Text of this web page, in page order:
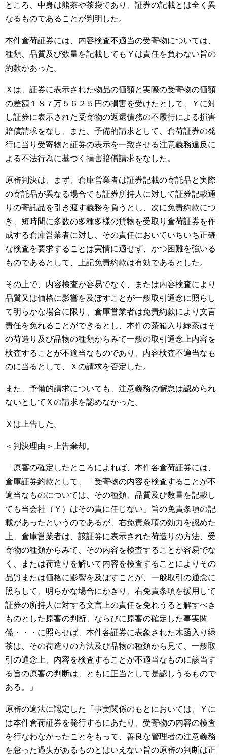
ところ、中身は熊茶や茶袋であり、証券の記載とは全く異
なるものであることが判明した。
本件倉荷証券には、内容検査不適当の受寄物については、
種類、品質及び数量を記載してもＹは責任を負わない旨の
約款があった。
Ｘは、証券に表示された物品の価額と実際の受寄物の価額
の差額１８７万５６２５円の損害を受けたとして、Ｙに対
し証券に表示された受寄物の返還債務の不履行による損害
賠償請求をなし、また、予備的請求として、倉荷証券の発
行に当り受寄物と証券の表示を一致させる注意義務違反に
よる不法行為に基づく損害賠償請求をなした。
原審判決は、まず、倉庫営業者は証券記載の寄託品と実際
の寄託品が異なる場合でも証券所持人に対して証券記載通
りの寄託品を引き渡す義務を負うとし、次に免責約款につ
き、短時間に多数の多種多様の貨物を受取り倉荷証券を作
成する倉庫営業者に対し、その責任においていちいち正確
な検査を要求することは実情に適せず、かつ困難を強いる
ものであるとして、上記免責約款は有効であるとした。
その上で、内容検査が容易でなく、または内容検査により
品質又は価格に影響を及ぼすことが一般取引通念に照らし
て明らかな場合に限り、倉庫営業者は免責約款により文言
責任を免れることができるとし、本件の茶箱入り緑茶はそ
の荷造り及び品物の種類からみて一般の取引通念上内容を
検査することが不適当なものであり、内容検査不適当なも
のに当るとして、Ｘの請求を否定した。
また、予備的請求についても、注意義務の懈怠は認められ
ないとしてＸの請求を認めなかった。
Ｘは上告した。
＜判決理由＞上告棄却。
「原審の確定したところによれば、本件各倉荷証券には、
倉庫証券約款として、「受寄物の内容を検査することが不
適当なものについては、その種類、品質及び数量を記載し
ても当会社（Ｙ）はその責に任じない」旨の免責条項の記
載があったというのであるが、右免責条項の効力を認めた
上、倉庫営業者は、該証券に表示された荷造りの方法、受
寄物の種類からみて、その内容を検査することが容易でな
く、または荷造りを解いて内容を検査することによりその
品質または価格に影響を及ぼすことが、一般取引の通念に
照らして、明らかな場合にかぎり、右免責条項を援用して
証券の所持人に対する文言上の責任を免れうると解すべき
ものとした原審の判断、ならびに原審の確定した事実関
係・・・に照らせば、本件各証券に表象された木函入り緑
茶は、その荷造りの方法及び品物の種類から見て、一般取
引の通念上、内容を検査することが不適当なものに該当す
る旨の原審の判断は、ともに正当として是認しうるもので
ある。」
原審の適法に認定した「事実関係のもとにおいては、Ｙに
は本件倉荷証券を発行するにあたり、受寄物の内容の検査
を行なわなかったことをもって、善良な管理者の注意義務
を怠った過失があるものとはいえない旨の原審の判断は正